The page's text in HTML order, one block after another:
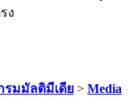
ง
รมมัลติมีเดีย > Media